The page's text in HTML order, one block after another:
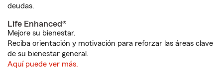
deudas.
Life Enhanced®
Mejore su bienestar.
Reciba orientación y motivación para reforzar las áreas clave
de su bienestar general.
Aquí puede ver más.